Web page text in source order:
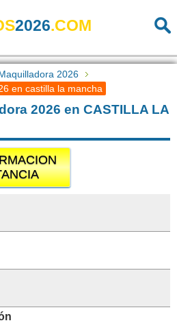
2026.COM
2026
en castilla la mancha
2026 en CASTILLA LA